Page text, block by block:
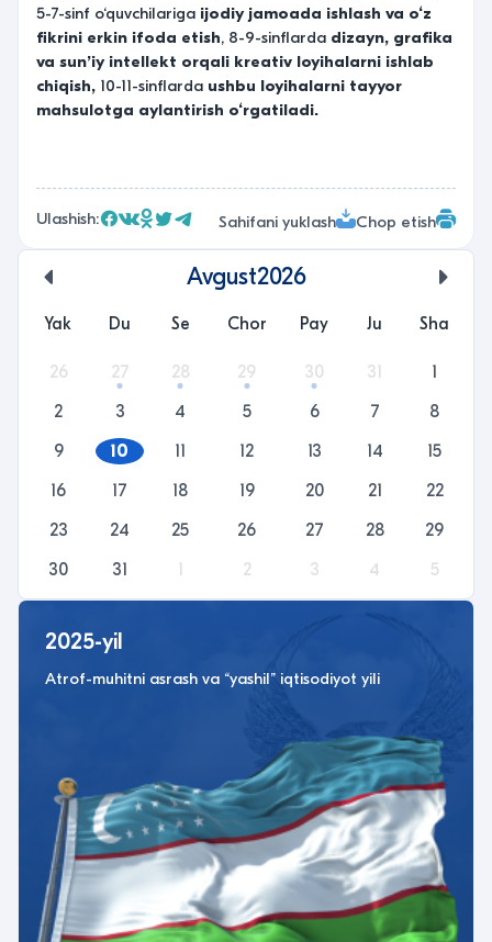
5-7-sinf o‘quvchilariga ijodiy jamoada ishlash va o‘z
fikrini erkin ifoda etish, 8-9-sinflarda dizayn, grafika
va sun’iy intellekt orqali kreativ loyihalarni ishlab
chiqish, 10-11-sinflarda ushbu loyihalarni tayyor
mahsulotga aylantirish o‘rgatiladi.
Ulashish: Sahifani yuklash Chop etish
Avgust2026
Yak Du Se Chor Pay Ju Sha
26 27 28 29 30 31
1
2
3 4 5 6 7
8
9
10 11 12 13 14
15
16
17 18 19 20 21
22
23
24 25 26 27 28
29
30
31 2 3 4 5
2025-yil
Atrof-muhitni asrash va “yashil” iqtisodiyot yili